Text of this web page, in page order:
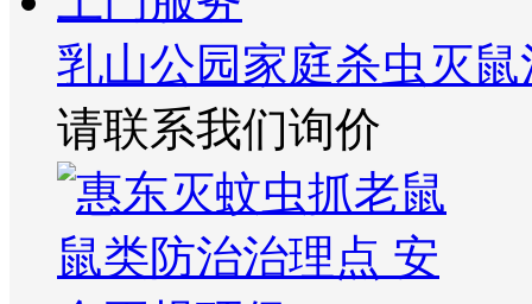
乳山公园家庭杀虫灭
请联系我们询价